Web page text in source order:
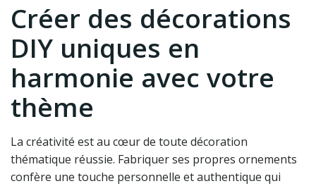
Créer des décorations
DIY uniques en
harmonie avec votre
thème
La créativité est au cœur de toute décoration
thématique réussie. Fabriquer ses propres ornements
confère une touche personnelle et authentique qui